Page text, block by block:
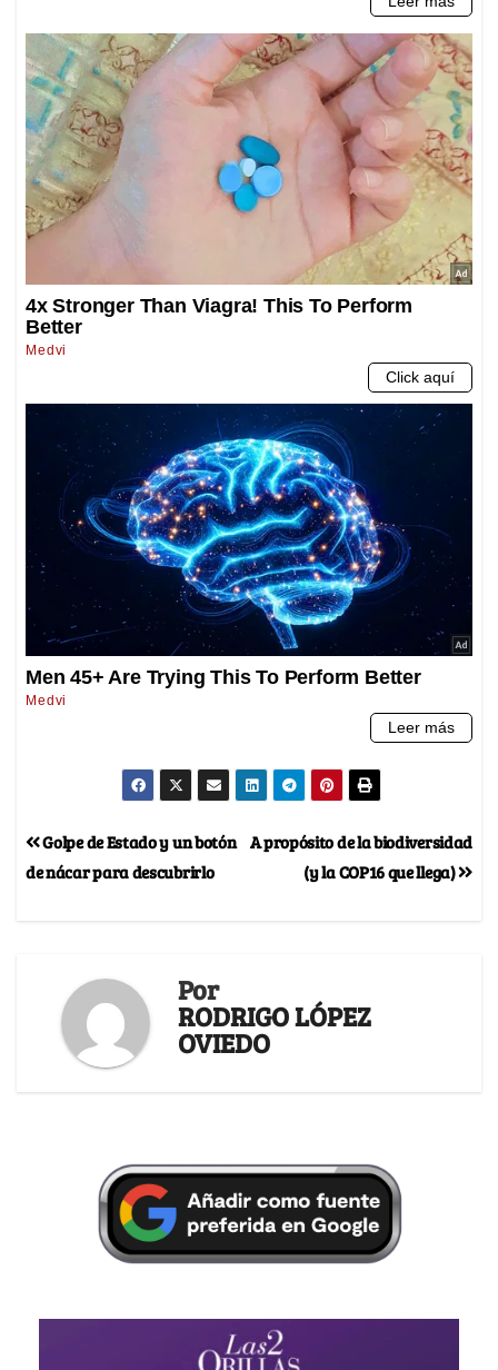
A propósito de la biodiversidad
(y la COP16 que llega)
Golpe de Estado y un botón
de nácar para descubrirlo
Por
RODRIGO LÓPEZ
OVIEDO